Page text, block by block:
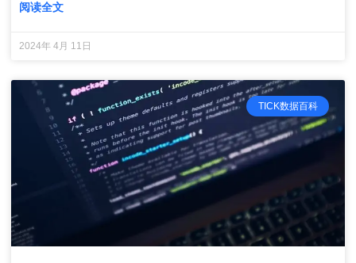
阅读全文
2024年 4月 11日
TICK数据百科